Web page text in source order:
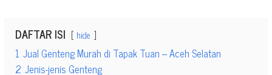
DAFTAR ISI hide
1 Jual Genteng Murah di Tapak Tuan – Aceh Selatan
2 Jenis-jenis Genteng